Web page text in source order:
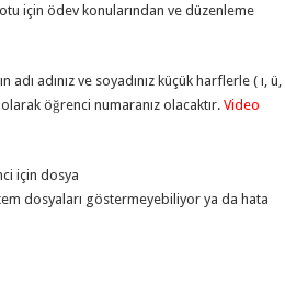
için ödev konularından ve düzenleme
adınız ve soyadınız küçük harflerle ( ı, ü,
öğrenci numaranız olacaktır. Video
için dosya
dosyaları göstermeyebiliyor ya da hata